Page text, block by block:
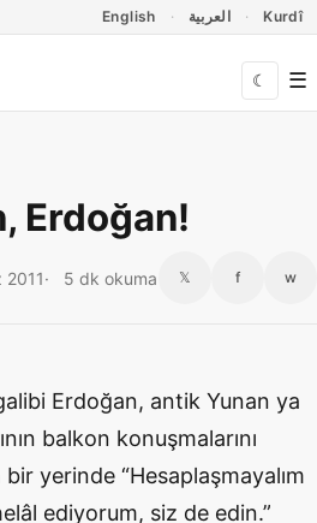
English العربية Kurdî
☾ ☰
Erdoğan!
2011 5 dk okuma 𝕏 f w
Erdoğan, antik Yunan ya
balkon konuşmalarını
bir yerinde “Hesaplaşmayalım
ediyorum, siz de edin.”